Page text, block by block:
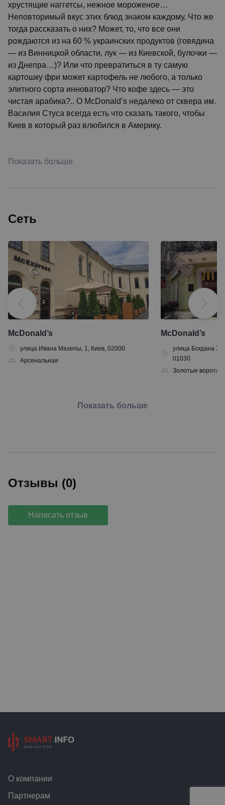
хрустящие наггетсы, нежное мороженое…
Неповторимый вкус этих блюд знаком каждому. Что же
тогда рассказать о них? Может, то, что все они
рождаются из на 60 % украинских продуктов (говядина
— из Винницкой области, лук — из Киевской, булочки —
из Днепра…)? Или что превратиться в ту самую
картошку фри может картофель не любого, а только
элитного сорта инноватор? Что кофе здесь — это
чистая арабика?.. О McDonald’s недалеко от сквера им.
Василия Стуса всегда есть что сказать такого, чтобы
Киев в который раз влюбился в Америку.
Показать больше
Сеть
McDonald’s
улица Ивана Мазепы, 1, Киев, 02000
Арсенальная
McDonald’s
улица Богдана
01030
Золотые ворота
Показать больше
Отзывы (0)
Написать отзыв
О компании
Партнерам